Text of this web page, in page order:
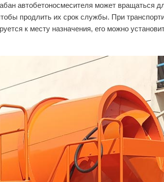
автобетоносмесителя может вращаться
продлить их срок службы. При
к месту назначения, его можно